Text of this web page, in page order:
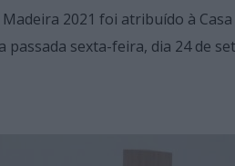
2021 foi atribuído à
passada sexta-feira, dia 24 de